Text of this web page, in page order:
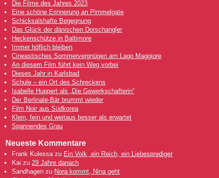
Die Filme des Jahres 2023
Eine schöne Erinnerung an Pimmelgate
Schicksalshafte Begegnung
Das Glück der dänischen Dorschangler
Heckenschütze in Baltimore
Immer höflich bleiben
Cineastisches Sommervergnügen am Lago Maggiore
An diesem Film führt kein Weg vorbei
Dieses Jahr in Karlsbad
Schule – ein Ort des Schreckens
Isabelle Huppert als „Die Gewerkschafterin“
Der Berlinale-Bär brummt wieder
Film Noir aus Südkorea
Klein, fein und weitaus besser als erwartet
Spannendes Grau
Neueste Kommentare
Frank Kulessa zu Ein Volk, ein Reich, ein Liebesprediger
Kai zu 29 Jahre danach
Sandhagen zu Nora kommt, Nina geht